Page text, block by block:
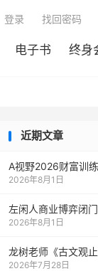
电子书 终身
登录 找回密码
近期文章
A视野2026财富训
2026年8月1日
左闲人商业博弈闭
2026年8月1日
龙树老师《古文观
2026年7月28日